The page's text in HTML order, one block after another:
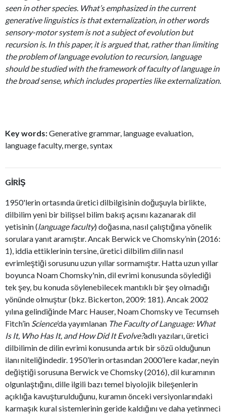
seen in other species. What’s emphasized in the current
generative linguistics is that externalization, in other words
sensory-motor system is not a subject of evolution but
recursion is. In this paper, it is argued that, rather than limiting
the problem of language evolution to recursion, language
should be studied with the framework of faculty of language in
the broad sense, which includes properties like externalization.
Key words:Generative grammar, language evaluation,
language faculty, merge, syntax
GİRİŞ
1950'lerin ortasında üretici dilbilgisinin doğuşuyla birlikte,
dilbilim yeni bir bilişsel bilim bakış açısını kazanarak dil
yetisinin (language faculty) doğasına, nasıl çalıştığına yönelik
sorulara yanıt aramıştır. Ancak Berwick ve Chomsky’nin (2016:
1), iddia ettiklerinin tersine, üretici dilbilim dilin nasıl
evrimleştiği sorusunu uzun yıllar sormamıştır. Hatta uzun yıllar
boyunca Noam Chomsky'nin, dil evrimi konusunda söylediği
tek şey, bu konuda söylenebilecek mantıklı bir şey olmadığı
yönünde olmuştur (bkz. Bickerton, 2009: 181). Ancak 2002
yılına gelindiğinde Marc Hauser, Noam Chomsky ve Tecumseh
Fitch’in Science’da yayımlanan The Faculty of Language: What
Is It, Who Has It, and How Did It Evolve?adlı yazıları, üretici
dilbilimin de dilin evrimi konusunda artık bir sözü olduğunun
ilanı niteliğindedir. 1950’lerin ortasından 2000’lere kadar, neyin
değiştiği sorusuna Berwick ve Chomsky (2016), dil kuramının
olgunlaştığını, dille ilgili bazı temel biyolojik bileşenlerin
açıklığa kavuşturulduğunu, kuramın önceki versiyonlarındaki
karmaşık kural sistemlerinin geride kaldığını ve daha yetinmeci